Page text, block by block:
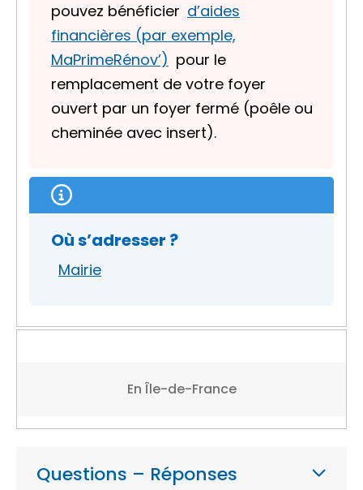
pouvez bénéficier d’aides
financières (par exemple,
MaPrimeRénov’) pour le
remplacement de votre foyer
ouvert par un foyer fermé (poêle ou
cheminée avec insert).
Où s’adresser ?
Mairie
En Île-de-France
Questions – Réponses